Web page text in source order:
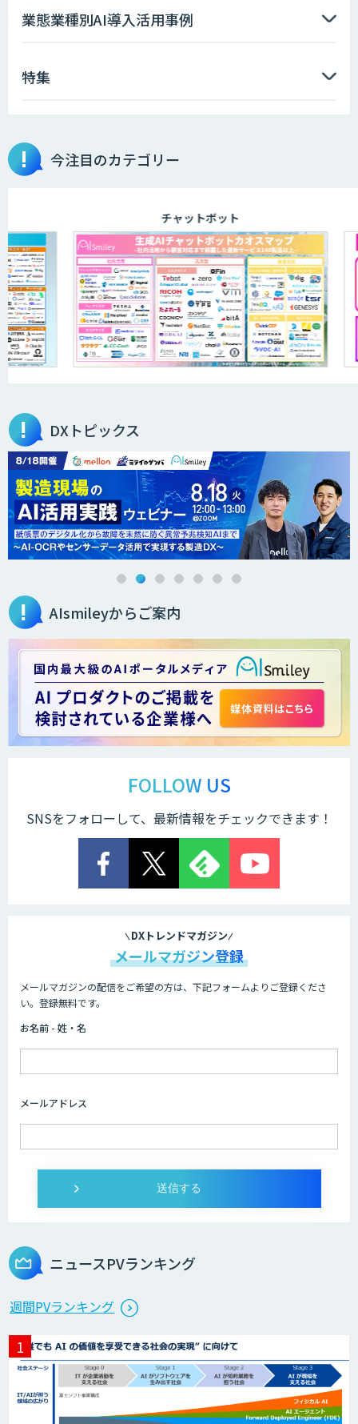
AI価格調査ツールSmapra
埋もれた知見を再利用可能なデータ資産
に整備「KIBIT Libria」
異常検知AI
需要予測＋業務最適化AIシステム
『KISS』
QANT VoC
m2view
ローカル対応文書管理AIシステム
AI開発・伴走支援・内製化支援
ング研修
法人向け生成AIチャットサービス「ナレ
フルチャット」
と議事録化『スマレコ』
『AI』AI・ChatGPTのビジネス活用を戦
DXセカンドオピニオン
生産計画最適化AIソリューション
サテライトAI
業態業種別AI導入活用事例
特集
今注目のカテゴリー
チャットボット
DXトピックス
AIsmileyからご案内
FOLLOW US
SNSをフォローして、最新情報をチェックできます！
DXトレンドマガジン
メールマガジン登録
メールマガジンの配信をご希望の方は、下記フォームよりご登録くださ
い。登録無料です。
お名前 - 姓・名
メールアドレス
ニュースPVランキング
週間PVランキング